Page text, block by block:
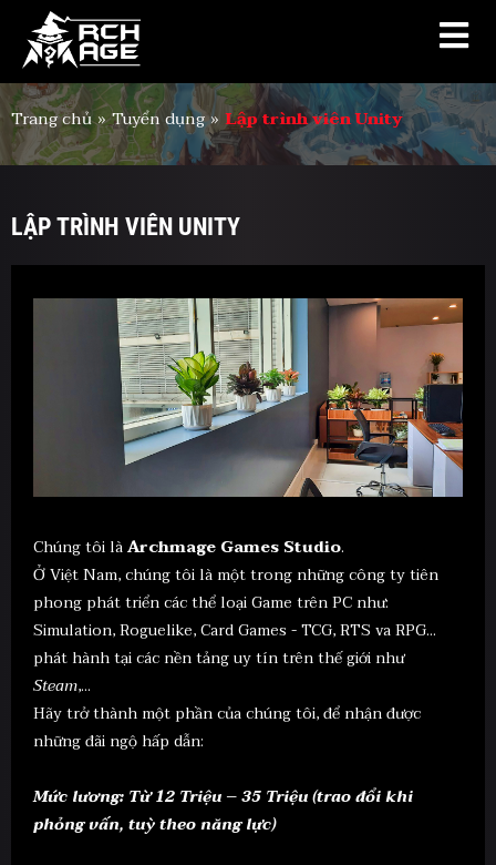
Trang chủ»Tuyển dụng» Lập trình viên Unity
LẬP TRÌNH VIÊN UNITY
Chúng tôi làArchmage Games Studio.
Ở Việt Nam, chúng tôi là một trong những công ty tiên
phong phát triển các thể loại Game trên PC như:
Simulation, Roguelike, Card Games - TCG, RTS va RPG...
phát hành tại các nền tảng uy tín trên thế giới như
Steam,...
Hãy trở thành một phần của chúng tôi, để nhận được
những đãi ngộ hấp dẫn:
Mức lương: Từ 12 Triệu – 35 Triệu (trao đổi khi
phỏng vấn, tuỳ theo năng lực)